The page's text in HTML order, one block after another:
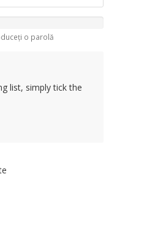
o parolă
list, simply tick the